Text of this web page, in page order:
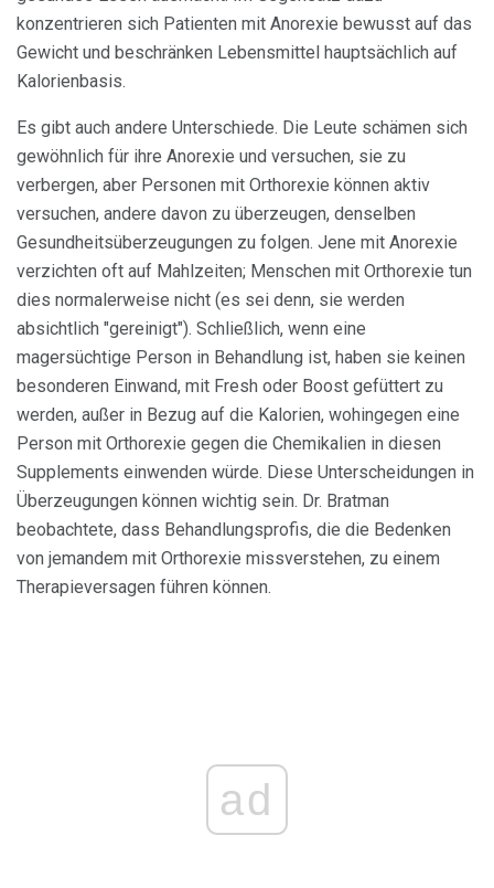
konzentrieren sich Patienten mit Anorexie bewusst auf das
Gewicht und beschränken Lebensmittel hauptsächlich auf
Kalorienbasis.
Es gibt auch andere Unterschiede. Die Leute schämen sich
gewöhnlich für ihre Anorexie und versuchen, sie zu
verbergen, aber Personen mit Orthorexie können aktiv
versuchen, andere davon zu überzeugen, denselben
Gesundheitsüberzeugungen zu folgen. Jene mit Anorexie
verzichten oft auf Mahlzeiten; Menschen mit Orthorexie tun
dies normalerweise nicht (es sei denn, sie werden
absichtlich "gereinigt"). Schließlich, wenn eine
magersüchtige Person in Behandlung ist, haben sie keinen
besonderen Einwand, mit Fresh oder Boost gefüttert zu
werden, außer in Bezug auf die Kalorien, wohingegen eine
Person mit Orthorexie gegen die Chemikalien in diesen
Supplements einwenden würde. Diese Unterscheidungen in
Überzeugungen können wichtig sein. Dr. Bratman
beobachtete, dass Behandlungsprofis, die die Bedenken
von jemandem mit Orthorexie missverstehen, zu einem
Therapieversagen führen können.
ad